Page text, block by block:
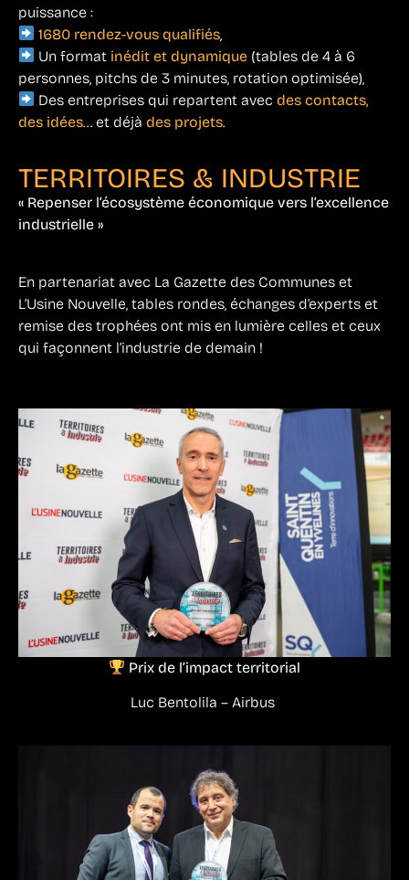
puissance :
1680 rendez-vous qualifiés,
Un format inédit et dynamique (tables de 4 à 6
personnes, pitchs de 3 minutes, rotation optimisée),
Des entreprises qui repartent avecdes contacts,
des idées… et déjà des projets.
TERRITOIRES & INDUSTRIE
« Repenser l’écosystème économique vers l’excellence
industrielle »
En partenariat avec La Gazette des Communes et
L’Usine Nouvelle, tables rondes, échanges d’experts et
remise des trophées ont mis en lumière celles et ceux
qui façonnent l’industrie de demain !
Prix de l’impact territorial
Luc Bentolila – Airbus